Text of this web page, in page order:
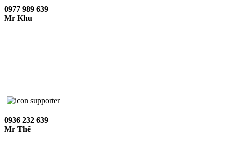
0977 989 639
Mr Khu
0936 232 639
Mr Thế